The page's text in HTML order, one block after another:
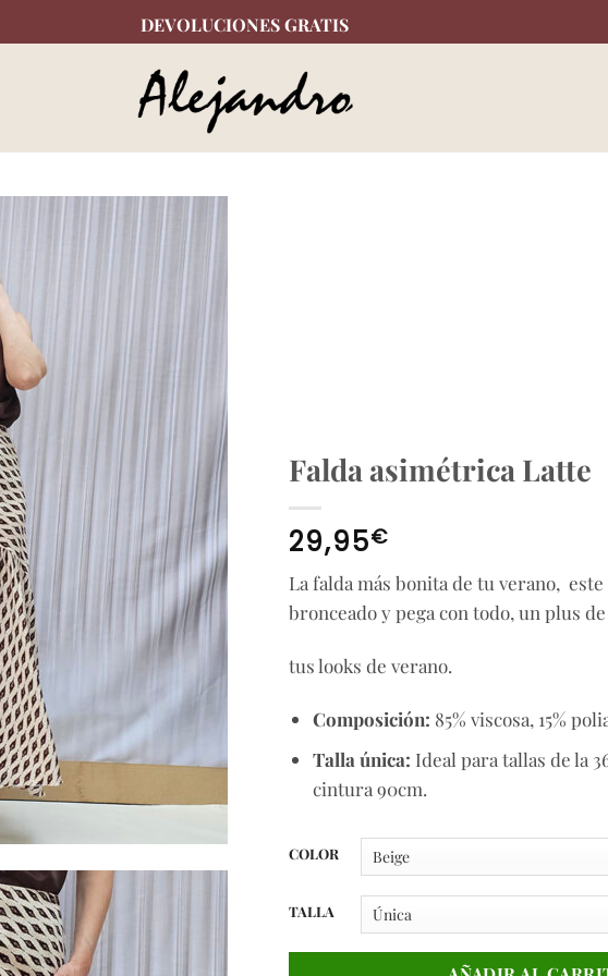
DEVOLUCIONES GRATIS
Falda asimétrica Latte
29,95€
La falda más bonita de tu verano,
bronceado y pega con todo, un plus
tus looks de verano.
Composición: 85% viscosa, 15%
Talla única: Ideal para tallas de la
cintura 90cm.
COLOR
TALLA